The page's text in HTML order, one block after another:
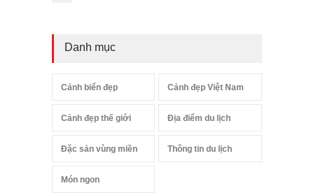
Danh mục
Cảnh biển đẹp Cảnh đẹp Việt Nam
Cảnh đẹp thế giới Địa điểm du lịch
Đặc sản vùng miền Thông tin du lịch
Món ngon